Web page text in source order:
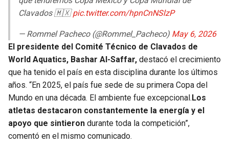
Clavados 🇲🇽pic.twitter.com/hpnCnNSlzP
— Rommel Pacheco (@Rommel_Pacheco) May 6, 2026
El presidente del Comité Técnico de Clavados de
World Aquatics, Bashar Al-Saffar, destacó el crecimiento
que ha tenido el país en esta disciplina durante los últimos
años. “En 2025, el país fue sede de su primera Copa del
Mundo en una década. El ambiente fue excepcional. Los
atletas destacaron constantemente la energía y el
apoyo que sintieron durante toda la competición”,
comentó en el mismo comunicado.